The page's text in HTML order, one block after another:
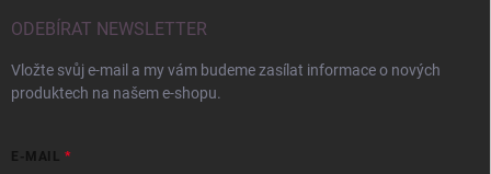
ODEBÍRAT NEWSLETTER
Vložte svůj e-mail a my vám budeme zasílat informace o nových
produktech na našem e-shopu.
E-MAIL